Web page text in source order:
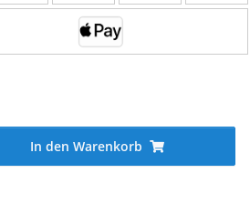
In den Warenkorb